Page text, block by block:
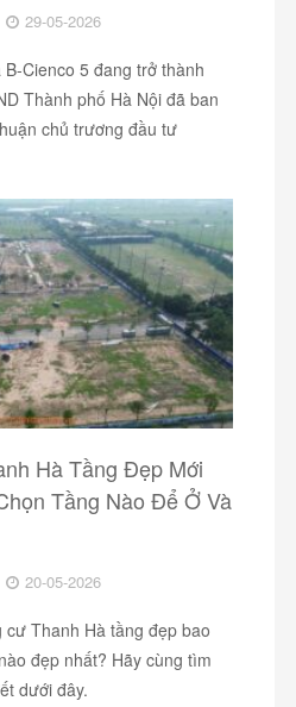
29-05-2026
Cienco 5 đang trở thành
Thành phố Hà Nội đã ban
chủ trương đầu tư
Hà Tầng Đẹp Mới
Tầng Nào Để Ở Và
20-05-2026
Thanh Hà tầng đẹp bao
đẹp nhất? Hãy cùng tìm
dưới đây.